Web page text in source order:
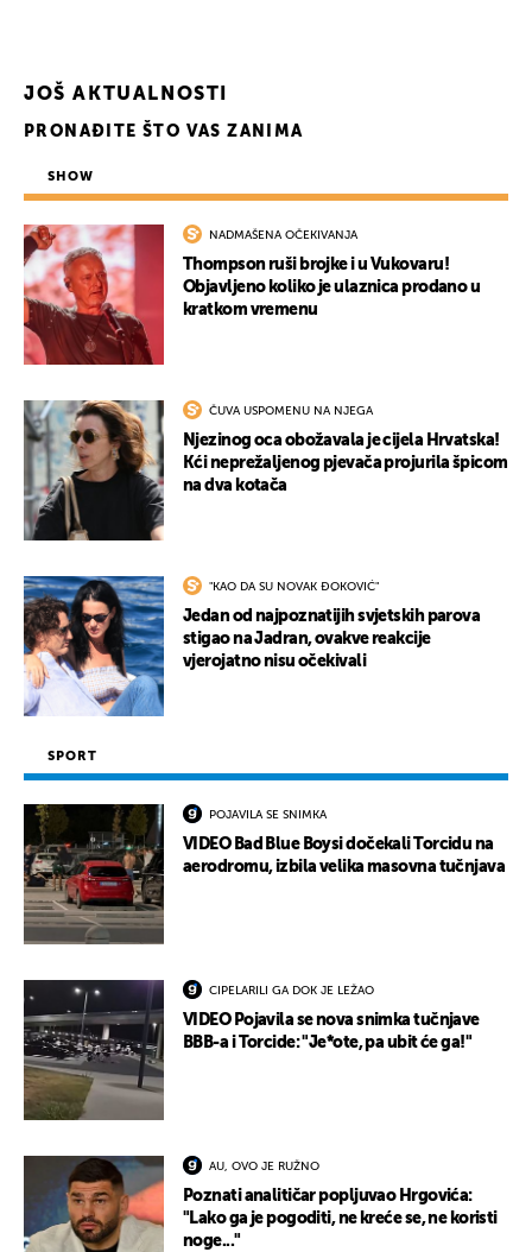
JOŠ AKTUALNOSTI
PRONAĐITE ŠTO VAS ZANIMA
SHOW
NADMAŠENA OČEKIVANJA
Thompson ruši brojke i u Vukovaru!
Objavljeno koliko je ulaznica prodano u
kratkom vremenu
ČUVA USPOMENU NA NJEGA
Njezinog oca obožavala je cijela Hrvatska!
Kći neprežaljenog pjevača projurila špicom
na dva kotača
"KAO DA SU NOVAK ĐOKOVIĆ"
Jedan od najpoznatijih svjetskih parova
stigao na Jadran, ovakve reakcije
vjerojatno nisu očekivali
SPORT
POJAVILA SE SNIMKA
VIDEO Bad Blue Boysi dočekali Torcidu na
aerodromu, izbila velika masovna tučnjava
CIPELARILI GA DOK JE LEŽAO
VIDEO Pojavila se nova snimka tučnjave
BBB-a i Torcide: "Je*ote, pa ubit će ga!"
AU, OVO JE RUŽNO
Poznati analitičar popljuvao Hrgovića:
"Lako ga je pogoditi, ne kreće se, ne koristi
noge..."
UKLJUČITE NOTIFIKACIJE